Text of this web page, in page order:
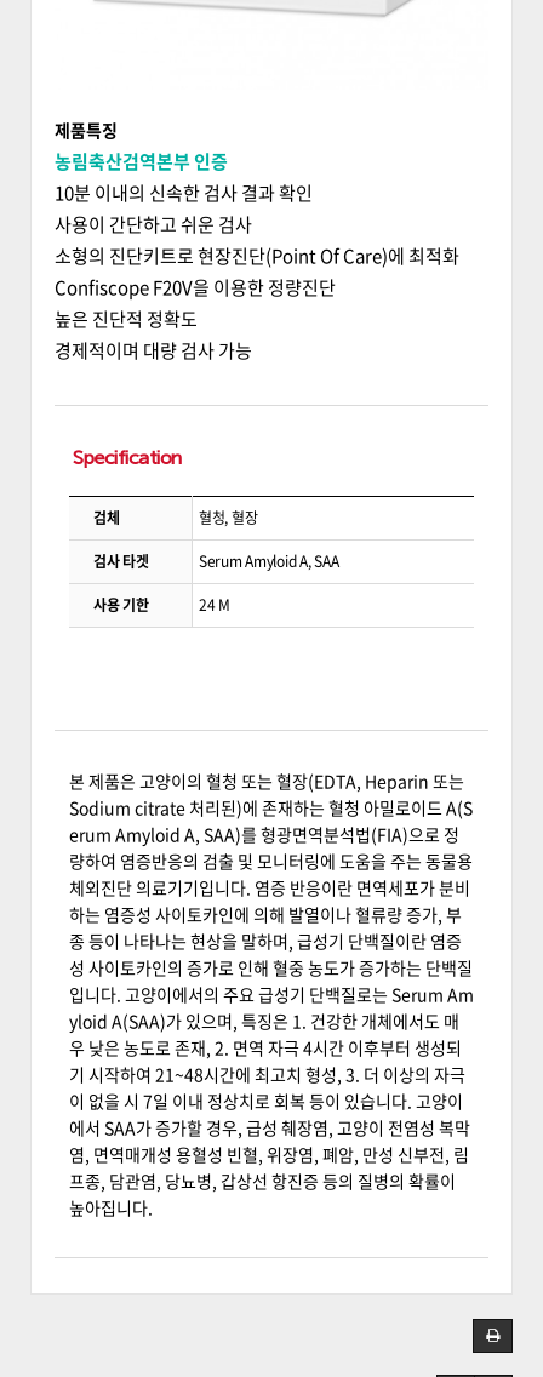
제품특징
농림축산검역본부 인증
10분 이내의 신속한 검사 결과 확인
사용이 간단하고 쉬운 검사
소형의 진단키트로 현장진단(Point Of Care)에 최적화
Confiscope F20V을 이용한 정량진단
높은 진단적 정확도
경제적이며 대량 검사 가능
Specification
검체
혈청, 혈장
검사 타겟
Serum Amyloid A, SAA
사용 기한
24 M
본 제품은 고양이의 혈청 또는 혈장(EDTA, Heparin 또는
Sodium citrate 처리된)에 존재하는 혈청 아밀로이드 A(S
erum Amyloid A, SAA)를 형광면역분석법(FIA)으로 정
량하여 염증반응의 검출 및 모니터링에 도움을 주는 동물용
체외진단 의료기기입니다. 염증 반응이란 면역세포가 분비
하는 염증성 사이토카인에 의해 발열이나 혈류량 증가, 부
종 등이 나타나는 현상을 말하며, 급성기 단백질이란 염증
성 사이토카인의 증가로 인해 혈중 농도가 증가하는 단백질
입니다. 고양이에서의 주요 급성기 단백질로는 Serum Am
yloid A(SAA)가 있으며, 특징은 1. 건강한 개체에서도 매
우 낮은 농도로 존재, 2. 면역 자극 4시간 이후부터 생성되
기 시작하여 21~48시간에 최고치 형성, 3. 더 이상의 자극
이 없을 시 7일 이내 정상치로 회복 등이 있습니다. 고양이
에서 SAA가 증가할 경우, 급성 췌장염, 고양이 전염성 복막
염, 면역매개성 용혈성 빈혈, 위장염, 폐암, 만성 신부전, 림
프종, 담관염, 당뇨병, 갑상선 항진증 등의 질병의 확률이
높아집니다.